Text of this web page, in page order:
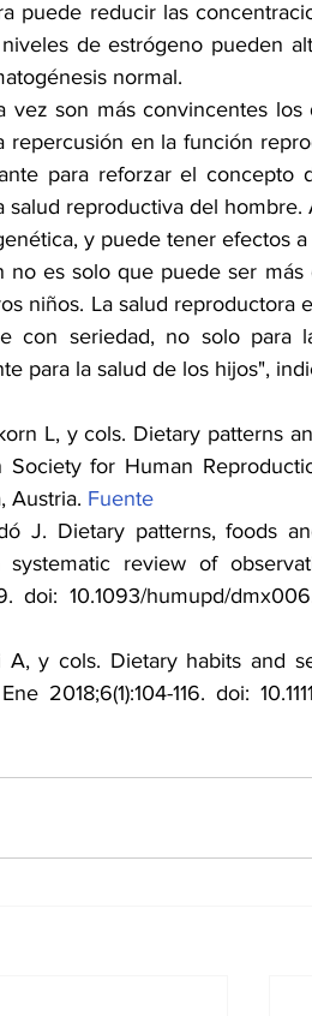
puede reducir las
de estrógeno pueden
normal.
vez son más convincentes los
en la función
para reforzar el concepto
reproductiva del hombre.
y puede tener efectos
no es solo que puede ser
niños. La salud reproductora
con seriedad, no solo para
para la salud de los hijos",
L, y cols. Dietary patterns
for Human
Austria. Fuente
J. Dietary patterns, foods
review of
y cols. Dietary habits and
Ene 2018;6(1):104-116. doi: